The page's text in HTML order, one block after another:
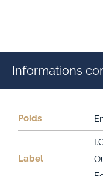
Informations
Poids
Label